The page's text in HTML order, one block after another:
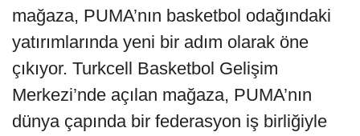
mağaza, PUMA’nın basketbol odağındaki
yatırımlarında yeni bir adım olarak öne
çıkıyor. Turkcell Basketbol Gelişim
Merkezi’nde açılan mağaza, PUMA’nın
dünya çapında bir federasyon iş birliğiyle